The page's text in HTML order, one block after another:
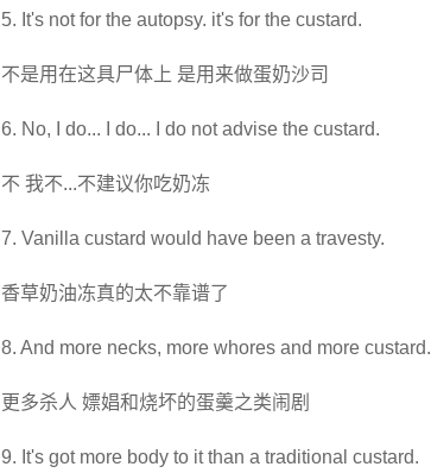
5. It's not for the autopsy. it's for the custard.
不是用在这具尸体上 是用来做蛋奶沙司
6. No, I do... I do... I do not advise the custard.
不 我不...不建议你吃奶冻
7. Vanilla custard would have been a travesty.
香草奶油冻真的太不靠谱了
8. And more necks, more whores and more custard.
更多杀人 嫖娼和烧坏的蛋羹之类闹剧
9. It's got more body to it than a traditional custard.